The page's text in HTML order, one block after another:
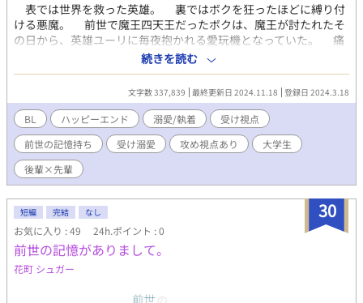
表では世界を救った英雄。 裏ではボクを狂ったほどに縛り付
ける悪魔。 前世で魔王四天王だったボクは、魔王が討たれたそ
の日から、英雄ユーリに毎夜抱かれる愛玩機となっていた。 痛
いほどに押しつけられる愛、身勝手な感情、息苦しい生活。 だ
がユーリが死に、同時にボクにも死が訪れた。やっと解放された
のだ。 そんな記憶も今は前世の話。 大学三年生になった僕
は、ボロアパートに一人暮らしをし、アルバイト漬けになりなが
らも、毎日充実して生きていた。 そして運命の入学式の日。
僕の目の前に現れたのは、同じく転生をしていたユーリ、その人
だった―― この作品は小説家になろう、アルファポリスで連載
しています。 2024.5.15追記 その後の二人を不定期更新中。
続きを読む
文字数 337,839 最終更新日 2024.11.18 登録日 2024.3.18
BL ハッピーエンド 溺愛/執着
受け視点
前世の記憶持ち
受け溺愛 攻め視点あり
大学生
後輩×先輩
30
短編 完結 なし
お気に入り : 49 24h.ポイント : 0
前世の記憶がありまして。
花町 シュガー